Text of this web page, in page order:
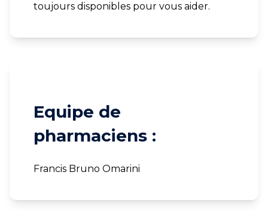
toujours disponibles pour vous aider.
Equipe de
pharmaciens :
Francis Bruno Omarini